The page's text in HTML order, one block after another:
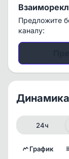
Предложите
каналу:
24ч
График